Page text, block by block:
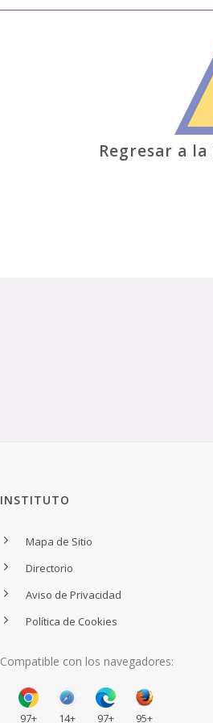
Regresar a
INSTITUTO
Mapa de Sitio
Directorio
Aviso de Privacidad
Política de Cookies